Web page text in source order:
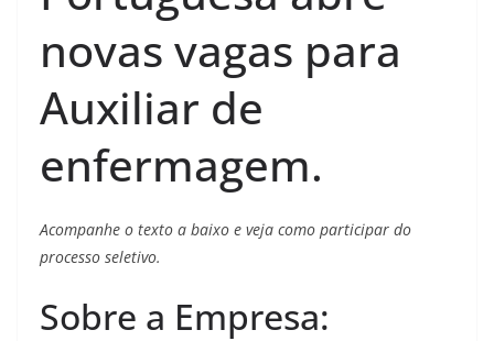
novas vagas para
Auxiliar de
enfermagem.
Acompanhe o texto a baixo e veja como participar do
processo seletivo.
Sobre a Empresa: